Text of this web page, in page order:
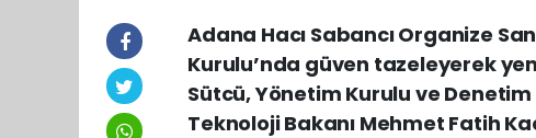
Adana Hacı Sabancı Organize
Kurulu’nda güven tazeleyerek
Sütcü, Yönetim Kurulu ve
Teknoloji Bakanı Mehmet Fatih